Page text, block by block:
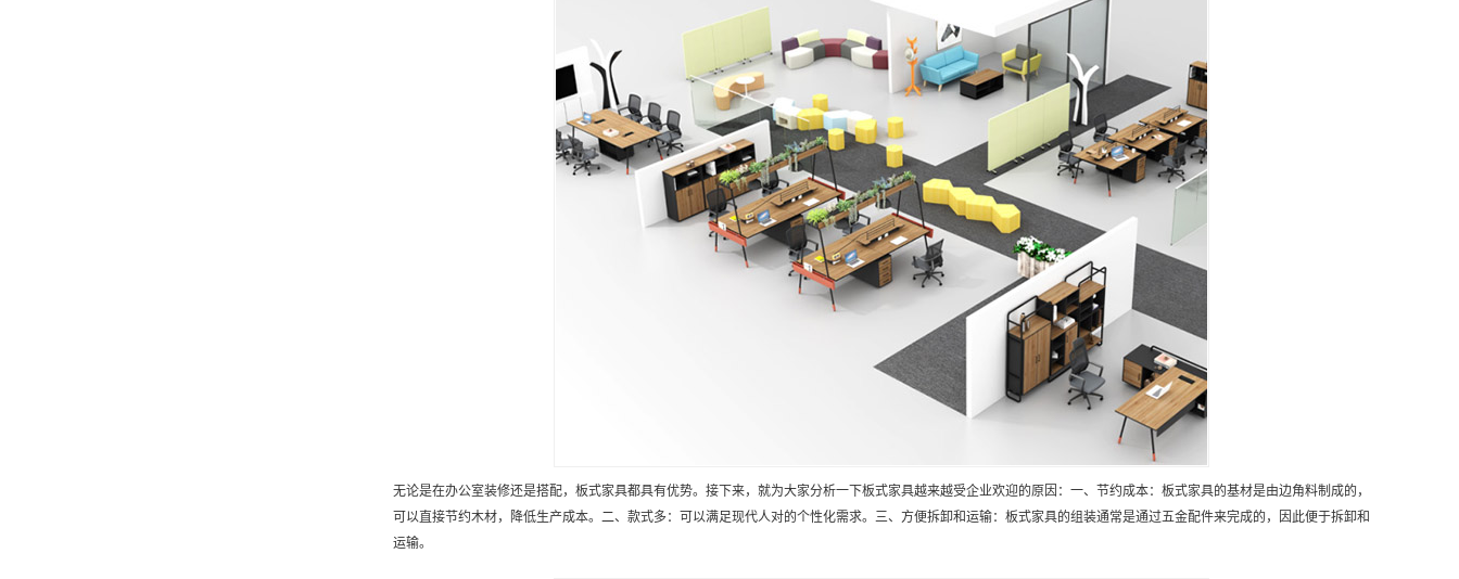
无论是在办公室装修还是搭配，板式家具都具有优势。接下来，就为大家分析一下板式家具越来越受企业欢迎的原因：一、节约成本：板式家具的基材是由边角料制成的，
可以直接节约木材，降低生产成本。二、款式多：可以满足现代人对的个性化需求。三、方便拆卸和运输：板式家具的组装通常是通过五金配件来完成的，因此便于拆卸和
运输。